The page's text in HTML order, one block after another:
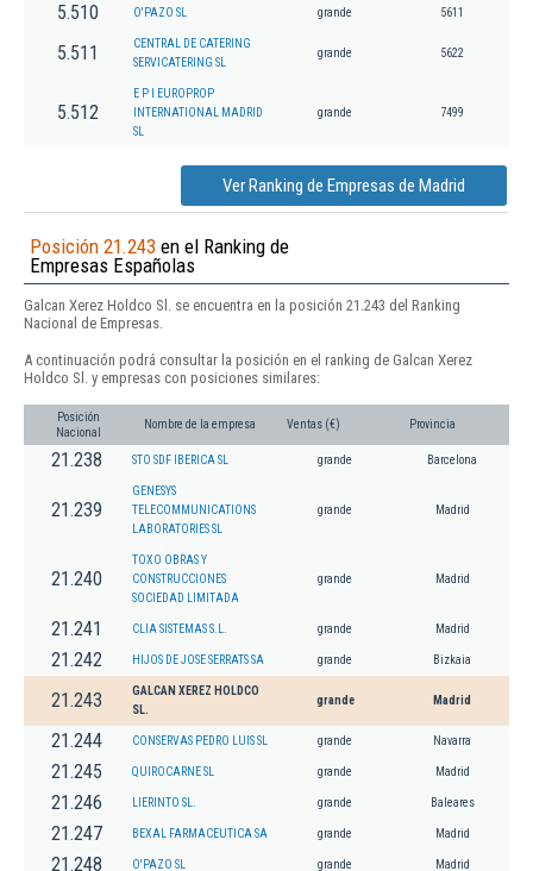
5.510 O'PAZO SL grande 5611
5.511
CENTRAL DE CATERING
SERVICATERING SL
grande 5622
5.512
E P I EUROPROP
INTERNATIONAL MADRID
SL
grande 7499
Ver Ranking de Empresas de Madrid
Posición 21.243 en el Ranking de
Empresas Españolas
Galcan Xerez Holdco Sl. se encuentra en la posición 21.243 del Ranking
Nacional de Empresas.
A continuación podrá consultar la posición en el ranking de Galcan Xerez
Holdco Sl. y empresas con posiciones similares:
Posición
Nacional
Nombre de la empresa Ventas (€) Provincia
21.238 STO SDF IBERICA SL grande Barcelona
21.239
GENESYS
TELECOMMUNICATIONS
LABORATORIES SL
grande Madrid
21.240
TOXO OBRAS Y
CONSTRUCCIONES
SOCIEDAD LIMITADA
grande Madrid
21.241 CLIA SISTEMAS S.L. grande Madrid
21.242 HIJOS DE JOSE SERRATS SA grande Bizkaia
21.243
GALCAN XEREZ HOLDCO
SL.
grande Madrid
21.244 CONSERVAS PEDRO LUIS SL grande Navarra
21.245 QUIROCARNE SL grande Madrid
21.246 LIERINTO SL. grande Baleares
21.247 BEXAL FARMACEUTICA SA grande Madrid
21.248 O'PAZO SL grande Madrid